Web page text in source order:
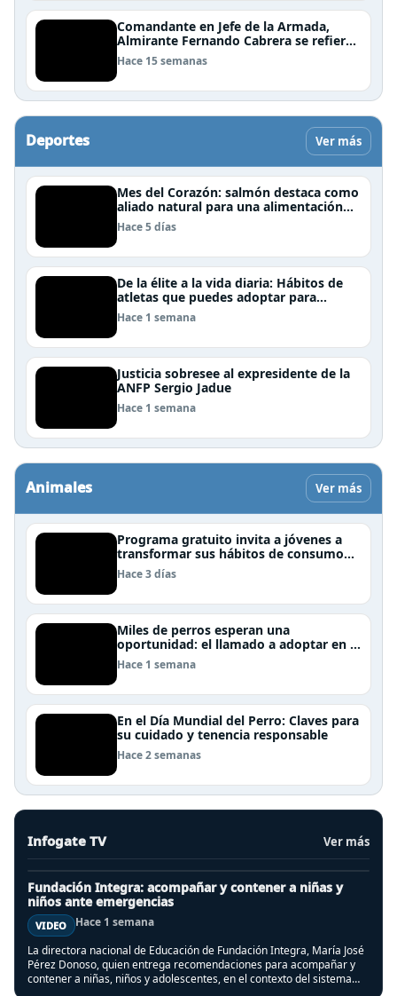
Comandante en Jefe de la Armada,
Almirante Fernando Cabrera se refiere
al trabajo que realiza la Armada en
Rapa Nui
Hace 15 semanas
Deportes Ver más
Mes del Corazón: salmón destaca como
aliado natural para una alimentación
rica en Omega-3
Hace 5 días
De la élite a la vida diaria: Hábitos de
atletas que puedes adoptar para
mejorar tu rendimiento físico
Hace 1 semana
Justicia sobresee al expresidente de la
ANFP Sergio Jadue
Hace 1 semana
Animales Ver más
Programa gratuito invita a jóvenes a
transformar sus hábitos de consumo
cosmético, alimenticio y de moda
Hace 3 días
Miles de perros esperan una
oportunidad: el llamado a adoptar en el
Día Internacional del Perro Callejero
Hace 1 semana
En el Día Mundial del Perro: Claves para
su cuidado y tenencia responsable
Hace 2 semanas
Infogate TV Ver más
Fundación Integra: acompañar y contener a niñas y
niños ante emergencias
VIDEO
Hace 1 semana
La directora nacional de Educación de Fundación Integra, María José
Pérez Donoso, quien entrega recomendaciones para acompañar y
contener a niñas, niños y adolescentes, en el contexto del sistema